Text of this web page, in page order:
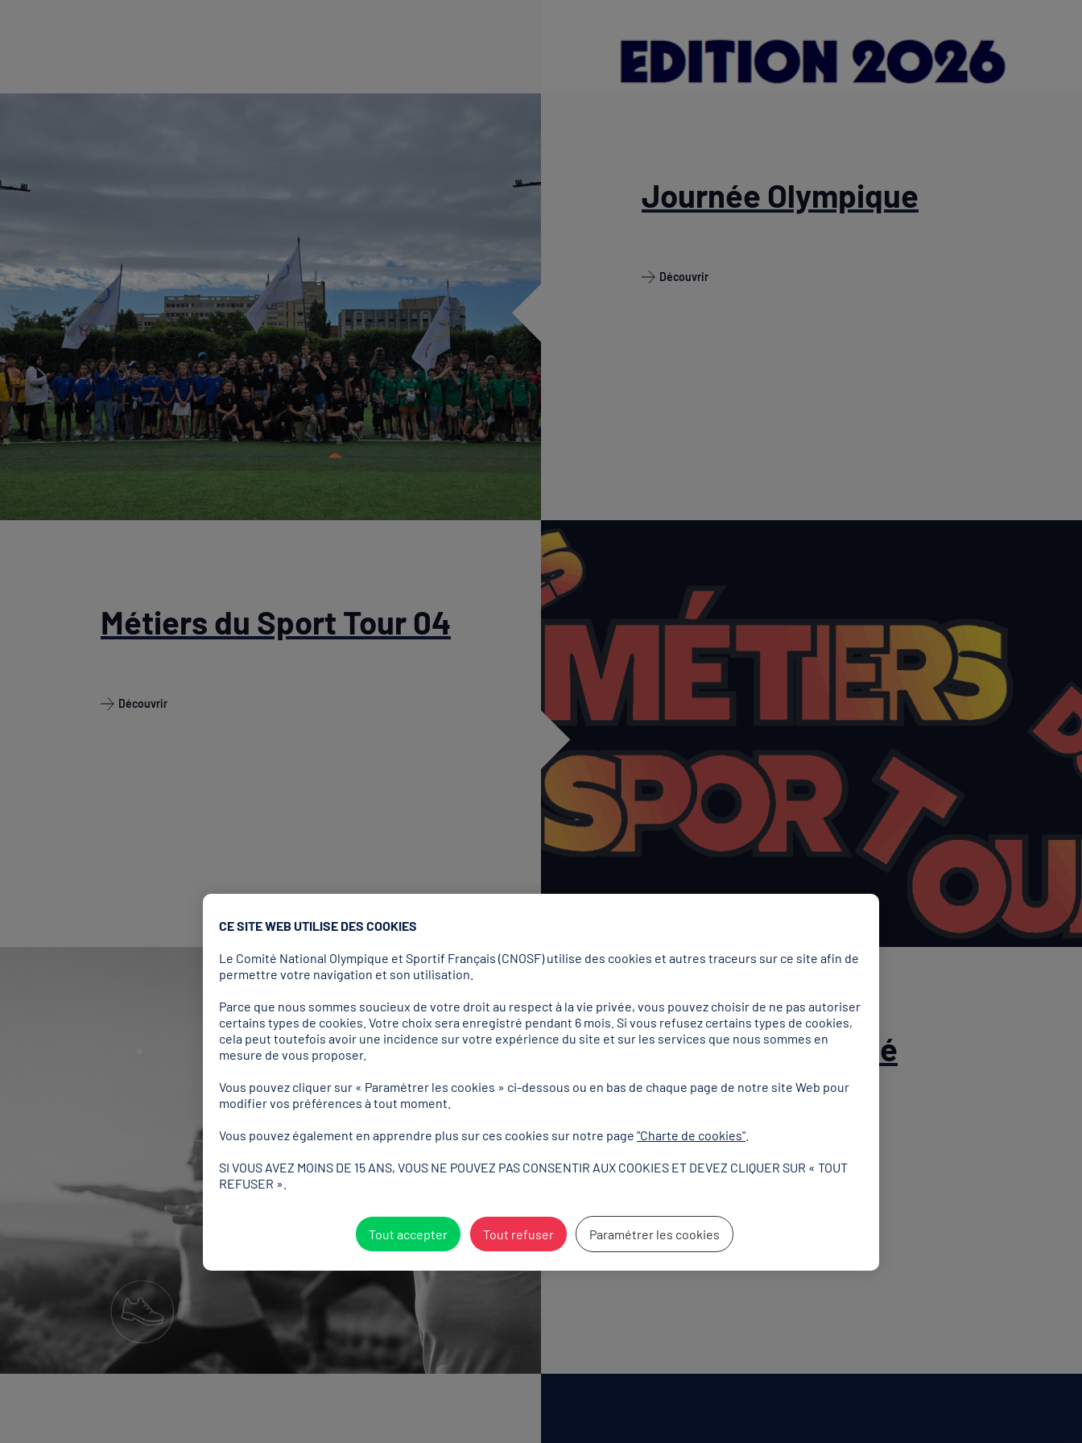
Journée Olympique
Découvrir
Métiers du Sport Tour 04
Découvrir
Label Sport Santé
Découvrir
CE SITE WEB UTILISE DES COOKIES
Le Comité National Olympique et Sportif Français (CNOSF) utilise des cookies et autres traceurs sur ce site afin de
permettre votre navigation et son utilisation.
Parce que nous sommes soucieux de votre droit au respect à la vie privée, vous pouvez choisir de ne pas autoriser
certains types de cookies. Votre choix sera enregistré pendant 6 mois. Si vous refusez certains types de cookies,
cela peut toutefois avoir une incidence sur votre expérience du site et sur les services que nous sommes en
mesure de vous proposer.
Vous pouvez cliquer sur « Paramétrer les cookies » ci-dessous ou en bas de chaque page de notre site Web pour
modifier vos préférences à tout moment.
Vous pouvez également en apprendre plus sur ces cookies sur notre page "Charte de cookies"
SI VOUS AVEZ MOINS DE 15 ANS, VOUS NE POUVEZ PAS CONSENTIR AUX COOKIES ET DEVEZ CLIQUER SUR « TOUT
REFUSER ».
Tout accepter Tout refuser Paramétrer les cookies